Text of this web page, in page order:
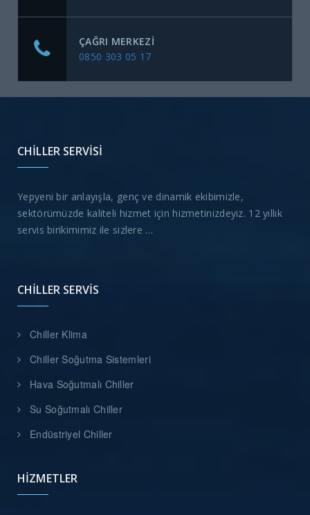
ÇAĞRI MERKEZI
0850 303 05 17
CHILLER SERVISI
Yepyeni bir anlayışla, genç ve dinamik ekibimizle,
sektörümüzde kaliteli hizmet için hizmetinizdeyiz. 12 yıllık
servis birikimimiz ile sizlere …
CHILLER SERVIS
Chiller Klima
Chiller Soğutma Sistemleri
Hava Soğutmalı Chiller
Su Soğutmalı Chiller
Endüstriyel Chiller
HIZMETLER